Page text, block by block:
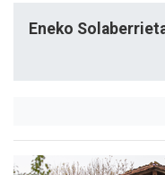
Eneko